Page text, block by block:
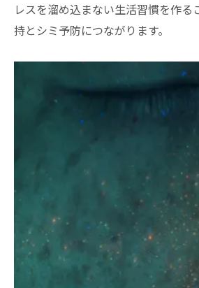
レスを溜め込まない生活習慣を作る
持とシミ予防につながります。